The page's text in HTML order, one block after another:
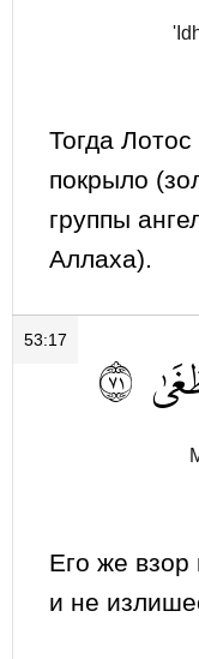
Тогда
покрыло
группы
Аллаха).
53:17 ١٧
Его же взор
и не